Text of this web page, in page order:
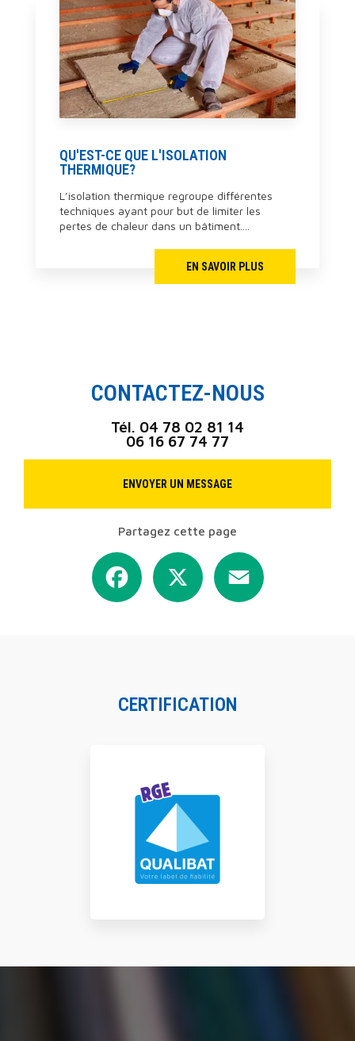
QU'EST-CE QUE L'ISOLATION
THERMIQUE?
L’isolation thermique regroupe différentes
techniques ayant pour but de limiter les
pertes de chaleur dans un bâtiment....
EN SAVOIR PLUS
CONTACTEZ-NOUS
Tél. 04 78 02 81 14
06 16 67 74 77
ENVOYER UN MESSAGE
Partagez cette page
Facebook
CERTIFICATION